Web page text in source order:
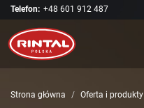
Telefon: +48 601 912 487
Strona główna Oferta i produkty